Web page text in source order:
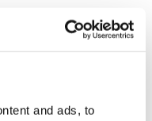
and ads, to
2